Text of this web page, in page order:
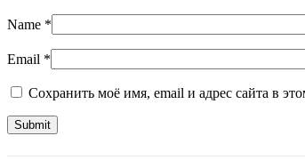
Name *
Email *
Сохранить моё имя, email и адрес сайта в